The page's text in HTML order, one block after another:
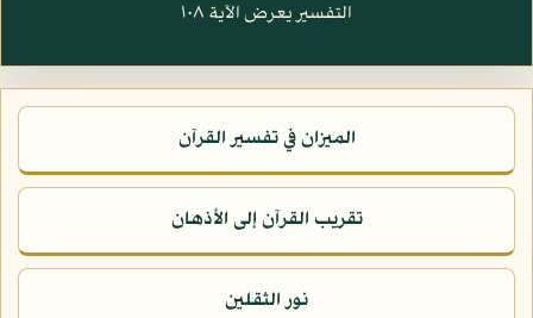
التفسير يعرض الآية ١٠٨
الميزان في تفسير القرآن
تقريب القرآن إلى الأذهان
نور الثقلين